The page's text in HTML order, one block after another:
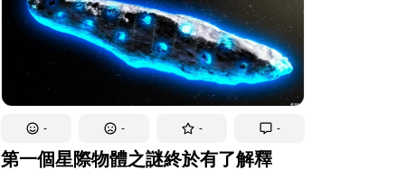
- - - -
第一個星際物體之謎終於有了解釋